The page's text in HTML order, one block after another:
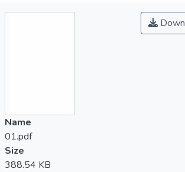
Name
01.pdf
Size
388.54 KB